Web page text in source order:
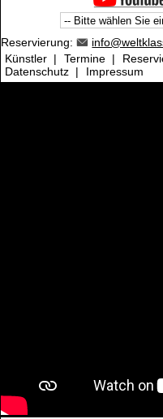
Reservierung:
Künstler | Termine |
Datenschutz | Impressum